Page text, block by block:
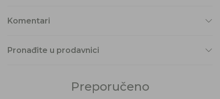
Komentari
Pronađite u prodavnici
Preporučeno